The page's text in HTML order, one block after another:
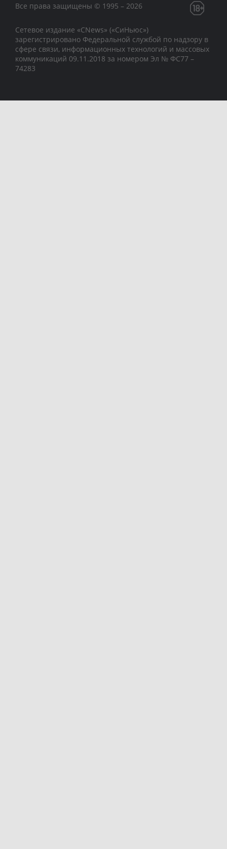
Все права защищены © 1995 – 2026
Сетевое издание «CNews» («СиНьюс»)
зарегистрировано Федеральной службой по надзору в
сфере связи, информационных технологий и массовых
коммуникаций 09.11.2018 за номером Эл № ФС77 –
74283